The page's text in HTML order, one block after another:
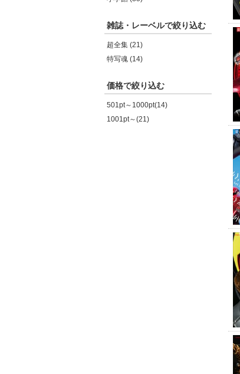
雑誌・レーベルで絞り込む
超全集 (21)
特写魂 (14)
価格で絞り込む
501pt～1000pt(14)
1001pt～(21)